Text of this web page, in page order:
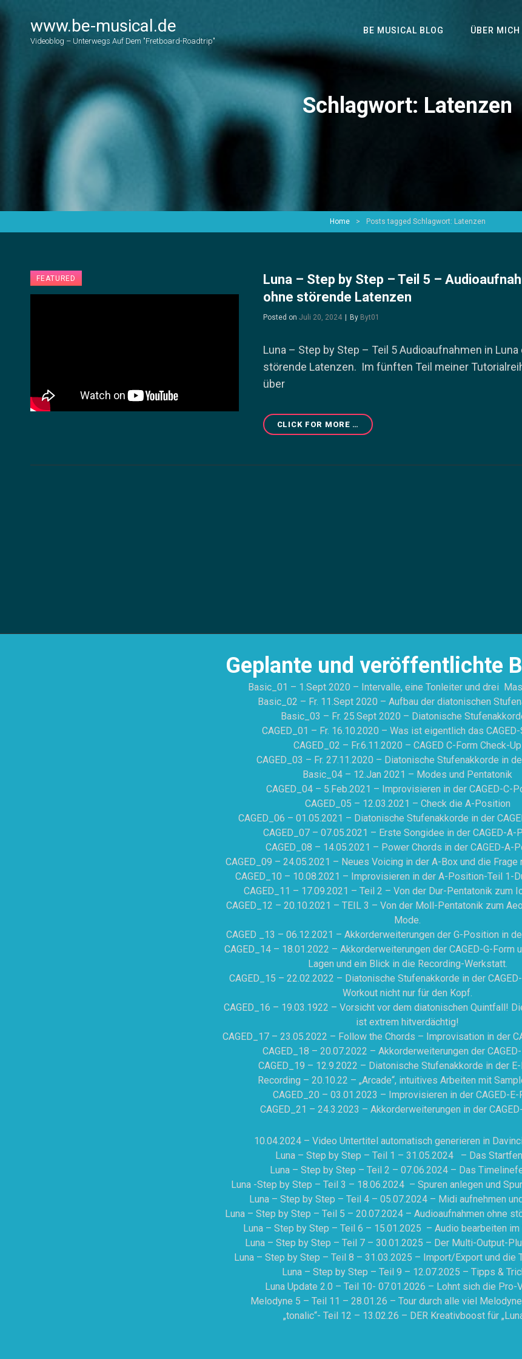
www.be-musical.de
Videoblog – Unterwegs Auf Dem "Fretboard-Roadtrip"
BE MUSICAL BLOG ÜBER
Schlagwort: Latenzen
Home > Posts tagged Schlagwort: Latenzen
FEATURED
Luna – Step by Step – Teil 5 –
ohne störende Latenzen
Posted on Juli 20, 2024 By Byline
Byt01
Luna – Step by Step – Teil 5 Audioaufnahmen in Luna
störende Latenzen. Im fünften Teil meiner
über
CLICK FOR MORE … LUNA
–
Geplante und veröffentlichte
Basic_01 – 1.Sept 2020 – Intervalle, eine Tonleiter und drei
Basic_02 – Fr. 11.Sept 2020 – Aufbau der diatonischen
Basic_03 – Fr. 25.Sept 2020 – Diatonische
CAGED_01 – Fr. 16.10.2020 – Was ist eigentlich das
CAGED_02 – Fr.6.11.2020 – CAGED C-Form Check-Up
CAGED_03 – Fr. 27.11.2020 – Diatonische Stufenakkorde in
Basic_04 – 12.Jan 2021 – Modes und Pentatonik
CAGED_04 – 5.Feb.2021 – Improvisieren in der CAGED-C-
CAGED_05 – 12.03.2021 – Check die A-Position
CAGED_06 – 01.05.2021 – Diatonische Stufenakkorde in der
CAGED_07 – 07.05.2021 – Erste Songidee in der CAGED-A-
CAGED_08 – 14.05.2021 – Power Chords in der CAGED-A-
CAGED_09 – 24.05.2021 – Neues Voicing in der A-Box und die Frage
CAGED_10 – 10.08.2021 – Improvisieren in der A-Position-Teil 1-
CAGED_11 – 17.09.2021 – Teil 2 – Von der Dur-Pentatonik zum
CAGED_12 – 20.10.2021 – TEIL 3 – Von der Moll-Pentatonik zum
Mode.
CAGED _13 – 06.12.2021 – Akkorderweiterungen der G-Position in
CAGED_14 – 18.01.2022 – Akkorderweiterungen der CAGED-G-Form
Lagen und ein Blick in die Recording-Werkstatt.
CAGED_15 – 22.02.2022 – Diatonische Stufenakkorde in der
Workout nicht nur für den Kopf.
CAGED_16 – 19.03.1922 – Vorsicht vor dem diatonischen Quintfall!
ist extrem hitverdächtig!
CAGED_17 – 23.05.2022 – Follow the Chords – Improvisation in der
CAGED_18 – 20.07.2022 – Akkorderweiterungen der
CAGED_19 – 12.9.2022 – Diatonische Stufenakkorde in der
Recording – 20.10.22 – „Arcade“, intuitives Arbeiten mit
CAGED_20 – 03.01.2023 – Improvisieren in der CAGED-E-
CAGED_21 – 24.3.2023 – Akkorderweiterungen in der
10.04.2024 – Video Untertitel automatisch generieren in
Luna – Step by Step – Teil 1 – 31.05.2024 – Das
Luna – Step by Step – Teil 2 – 07.06.2024 – Das
Luna -Step by Step – Teil 3 – 18.06.2024 – Spuren anlegen und
Luna – Step by Step – Teil 4 – 05.07.2024 – Midi aufnehmen
Luna – Step by Step – Teil 5 – 20.07.2024 – Audioaufnahmen ohne
Luna – Step by Step – Teil 6 – 15.01.2025 – Audio bearbeiten
Luna – Step by Step – Teil 7 – 30.01.2025 – Der Multi-Output-
Luna – Step by Step – Teil 8 – 31.03.2025 – Import/Export und die
Luna – Step by Step – Teil 9 – 12.07.2025 – Tipps &
Luna Update 2.0 – Teil 10- 07.01.2026 – Lohnt sich die Pro-
Melodyne 5 – Teil 11 – 28.01.26 – Tour durch alle viel
„tonalic“- Teil 12 – 13.02.26 – DER Kreativboost für